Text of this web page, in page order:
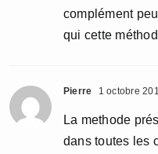
complément
qui cette
Pierre 1 octobre
La methode
dans toutes les